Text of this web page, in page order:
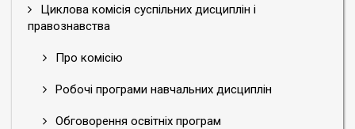
Циклова комісія суспільних дисциплін і
правознавства
Про комісію
Робочі програми навчальних дисциплін
Обговорення освітніх програм